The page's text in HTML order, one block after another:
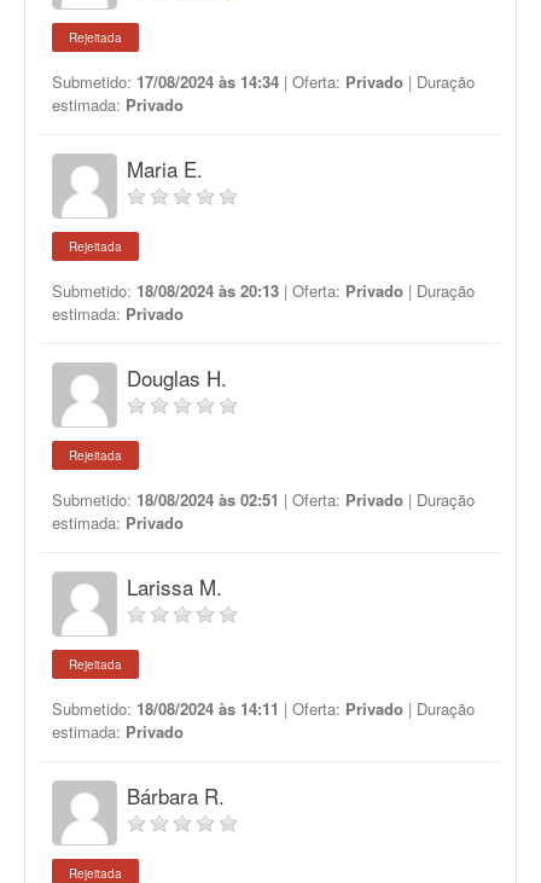
Rejeitada
Submetido: 17/08/2024 às 14:34 | Oferta: Privado | Duração
estimada: Privado
Maria E.
Rejeitada
Submetido: 18/08/2024 às 20:13 | Oferta: Privado | Duração
estimada: Privado
Douglas H.
Rejeitada
Submetido: 18/08/2024 às 02:51 | Oferta: Privado | Duração
estimada: Privado
Larissa M.
Rejeitada
Submetido: 18/08/2024 às 14:11 | Oferta: Privado | Duração
estimada: Privado
Bárbara R.
Rejeitada